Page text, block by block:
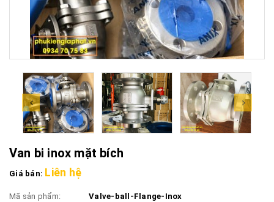
Van bi inox mặt bích
Giá bán: Liên hệ
Mã sản phẩm: Valve-ball-Flange-Inox